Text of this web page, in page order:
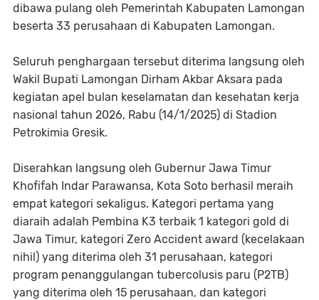
dibawa pulang oleh Pemerintah Kabupaten Lamongan
beserta 33 perusahaan di Kabupaten Lamongan.
Seluruh penghargaan tersebut diterima langsung oleh
Wakil Bupati Lamongan Dirham Akbar Aksara pada
kegiatan apel bulan keselamatan dan kesehatan kerja
nasional tahun 2026, Rabu (14/1/2025) di Stadion
Petrokimia Gresik.
Diserahkan langsung oleh Gubernur Jawa Timur
Khofifah Indar Parawansa, Kota Soto berhasil meraih
empat kategori sekaligus. Kategori pertama yang
diaraih adalah Pembina K3 terbaik 1 kategori gold di
Jawa Timur, kategori Zero Accident award (kecelakaan
nihil) yang diterima oleh 31 perusahaan, kategori
program penanggulangan tubercolusis paru (P2TB)
yang diterima oleh 15 perusahaan, dan kategori